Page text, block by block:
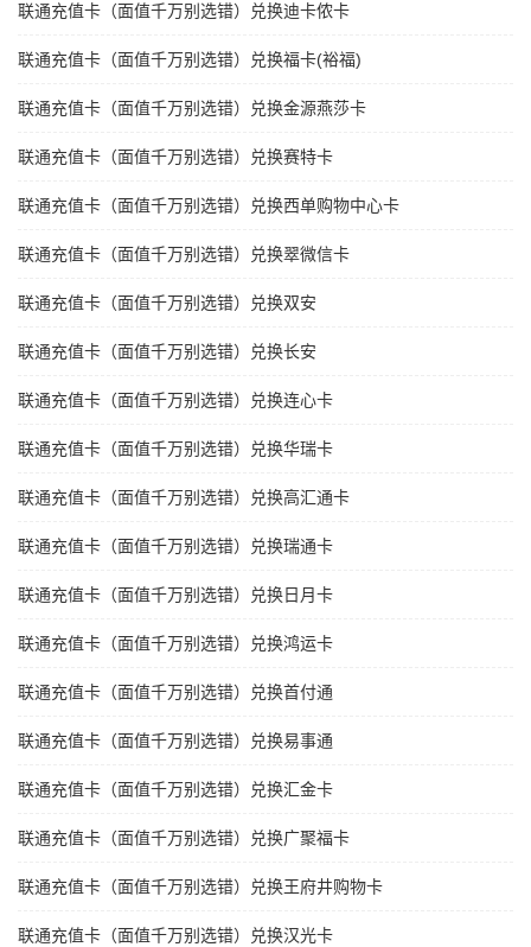
联通充值卡（面值千万别选错）兑换迪卡侬卡
联通充值卡（面值千万别选错）兑换福卡(裕福)
联通充值卡（面值千万别选错）兑换金源燕莎卡
联通充值卡（面值千万别选错）兑换赛特卡
联通充值卡（面值千万别选错）兑换西单购物中心卡
联通充值卡（面值千万别选错）兑换翠微信卡
联通充值卡（面值千万别选错）兑换双安
联通充值卡（面值千万别选错）兑换长安
联通充值卡（面值千万别选错）兑换连心卡
联通充值卡（面值千万别选错）兑换华瑞卡
联通充值卡（面值千万别选错）兑换高汇通卡
联通充值卡（面值千万别选错）兑换瑞通卡
联通充值卡（面值千万别选错）兑换日月卡
联通充值卡（面值千万别选错）兑换鸿运卡
联通充值卡（面值千万别选错）兑换首付通
联通充值卡（面值千万别选错）兑换易事通
联通充值卡（面值千万别选错）兑换汇金卡
联通充值卡（面值千万别选错）兑换广聚福卡
联通充值卡（面值千万别选错）兑换王府井购物卡
联通充值卡（面值千万别选错）兑换汉光卡